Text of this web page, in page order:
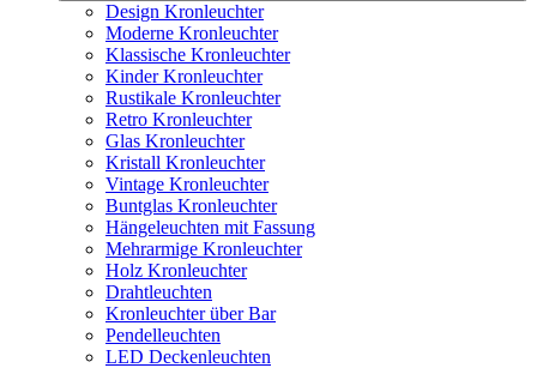
Design Kronleuchter
Moderne Kronleuchter
Klassische Kronleuchter
Kinder Kronleuchter
Rustikale Kronleuchter
Retro Kronleuchter
Glas Kronleuchter
Kristall Kronleuchter
Vintage Kronleuchter
Buntglas Kronleuchter
Hängeleuchten mit Fassung
Mehrarmige Kronleuchter
Holz Kronleuchter
Drahtleuchten
Kronleuchter über Bar
Pendelleuchten
LED Deckenleuchten